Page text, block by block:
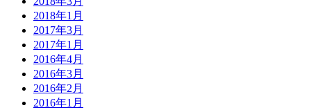
2018年1月
2017年3月
2017年1月
2016年4月
2016年3月
2016年2月
2016年1月